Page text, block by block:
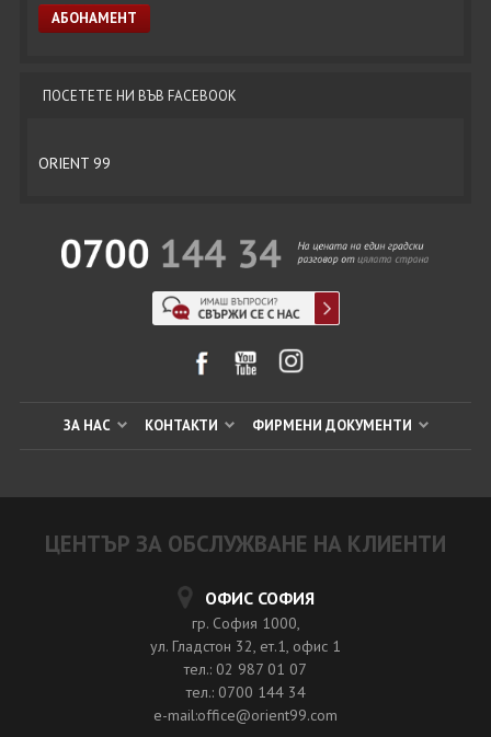
ПОСЕТЕТЕ НИ ВЪВ FACEBOOK
ORIENT 99
ЗА НАС КОНТАКТИ ФИРМЕНИ ДОКУМЕНТИ
ЦЕНТЪР ЗА ОБСЛУЖВАНЕ НА КЛИЕНТИ
ОФИС СОФИЯ
гр. София 1000,
ул. Гладстон 32, ет.1, офис 1
тел.: 02 987 01 07
тел.: 0700 144 34
e-mail:office@orient99.com